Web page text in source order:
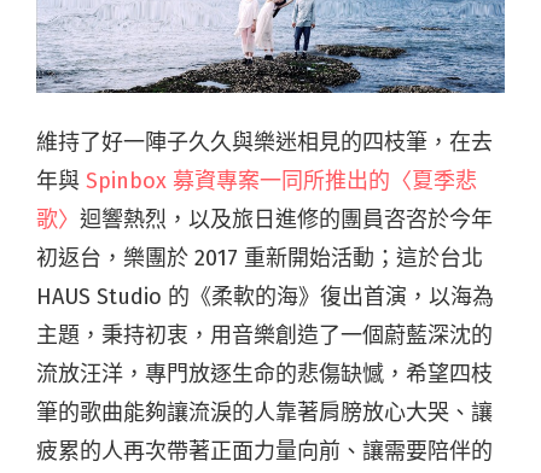
維持了好一陣子久久與樂迷相見的四枝筆，在去
年與 Spinbox 募資專案一同所推出的〈夏季悲
歌〉 迴響熱烈，以及旅日進修的團員咨咨於今年
初返台，樂團於 2017 重新開始活動；這於台北
HAUS Studio 的《柔軟的海》復出首演，以海為
主題，秉持初衷，用音樂創造了一個蔚藍深沈的
流放汪洋，專門放逐生命的悲傷缺憾，希望四枝
筆的歌曲能夠讓流淚的人靠著肩膀放心大哭、讓
疲累的人再次帶著正面力量向前、讓需要陪伴的